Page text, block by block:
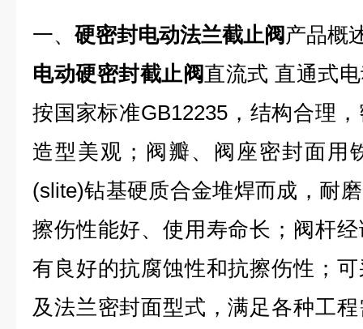
一、 硬密封电动法兰截止阀 产品概
电动硬密封截止阀直流式 直通式
按国家标准GB12235，结构合理
造型美观；阀瓣、阀座密封面用
(slite)钻基硬质合金堆焊而成，耐
擦伤性能好、使用寿命长；阀杆
有良好的抗腐蚀性和抗擦伤性；
及法兰密封面型式，满足各种工